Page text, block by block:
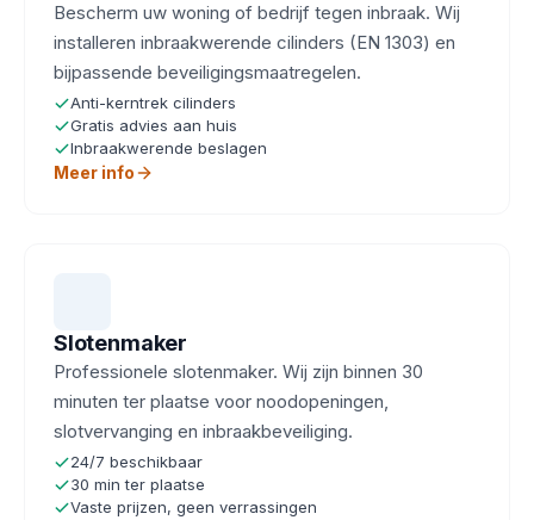
Bescherm uw woning of bedrijf tegen inbraak. Wij
installeren inbraakwerende cilinders (EN 1303) en
bijpassende beveiligingsmaatregelen.
Anti-kerntrek cilinders
Gratis advies aan huis
Inbraakwerende beslagen
Meer info
Slotenmaker
Professionele slotenmaker. Wij zijn binnen 30
minuten ter plaatse voor noodopeningen,
slotvervanging en inbraakbeveiliging.
24/7 beschikbaar
30 min ter plaatse
Vaste prijzen, geen verrassingen